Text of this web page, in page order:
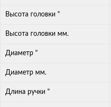
Высота головки "
Высота головки мм.
Диаметр "
Диаметр мм.
Длина ручки "